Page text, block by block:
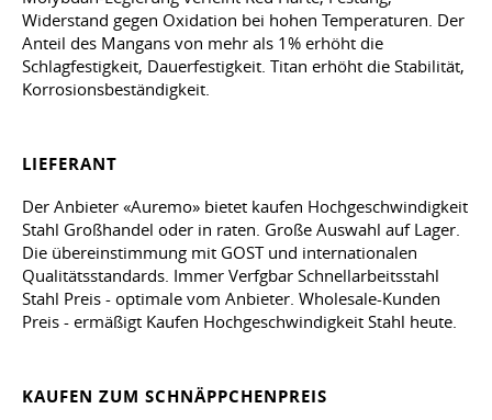
Widerstand gegen Oxidation bei hohen Temperaturen. Der
Anteil des Mangans von mehr als 1% erhöht die
Schlagfestigkeit, Dauerfestigkeit. Titan erhöht die Stabilität,
Korrosionsbeständigkeit.
LIEFERANT
Der Anbieter «Auremo» bietet kaufen Hochgeschwindigkeit
Stahl Großhandel oder in raten. Große Auswahl auf Lager.
Die übereinstimmung mit GOST und internationalen
Qualitätsstandards. Immer Verfgbar Schnellarbeitsstahl
Stahl Preis - optimale vom Anbieter. Wholesale-Kunden
Preis - ermäßigt Kaufen Hochgeschwindigkeit Stahl heute.
KAUFEN ZUM SCHNÄPPCHENPREIS